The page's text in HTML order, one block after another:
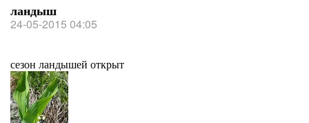
ландыш
24-05-2015 04:05
сезон ландышей открыт